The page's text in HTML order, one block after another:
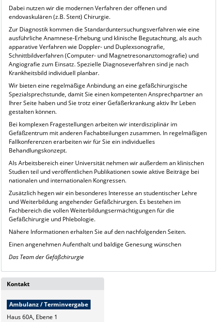
Dabei nutzen wir die modernen Verfahren der offenen und
endovaskulären (z.B. Stent) Chirurgie.
Zur Diagnostik kommen die Standarduntersuchungsverfahren wie eine
ausführliche Anamnese-Erhebung und klinische Begutachtung, als auch
apparative Verfahren wie Doppler- und Duplexsonografie,
Schnittbildverfahren (Computer- und Magnetresonanztomografie) und
Angiografie zum Einsatz. Spezielle Diagnoseverfahren sind je nach
Krankheitsbild individuell planbar.
Wir bieten eine regelmäßige Anbindung an eine gefäßchirurgische
Spezialsprechstunde, damit Sie einen kompetenten Ansprechpartner an
Ihrer Seite haben und Sie trotz einer Gefäßerkrankung aktiv Ihr Leben
gestalten können.
Bei komplexen Fragestellungen arbeiten wir interdisziplinär im
Gefäßzentrum mit anderen Fachabteilungen zusammen. In regelmäßigen
Fallkonferenzen erarbeiten wir für Sie ein individuelles
Behandlungskonzept.
Als Arbeitsbereich einer Universität nehmen wir außerdem an klinischen
Studien teil und veröffentlichen Publikationen sowie aktive Beiträge bei
nationalen und internationalen Kongressen.
Zusätzlich hegen wir ein besonderes Interesse an studentischer Lehre
und Weiterbildung angehender Gefäßchirurgen. Es bestehen im
Fachbereich die vollen Weiterbildungsermächtigungen für die
Gefäßchirurgie und Phlebologie.
Nähere Informationen erhalten Sie auf den nachfolgenden Seiten.
Einen angenehmen Aufenthalt und baldige Genesung wünschen
Das Team der Gefäßchirurgie
Kontakt
Ambulanz / Terminvergabe
Haus 60A, Ebene 1